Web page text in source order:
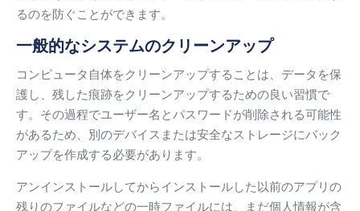
るのを防ぐことができます。
一般的なシステムのクリーンアップ
コンピュータ自体をクリーンアップすることは、データを保
護し、残した痕跡をクリーンアップするための良い習慣で
す。 その過程でユーザー名とパスワードが削除される可能性
があるため、別のデバイスまたは安全なストレージにバック
アップを作成する必要があります。
アンインストールしてからインストールした以前のアプリの
残りのファイルなどの一時ファイルには、まだ個人情報が含